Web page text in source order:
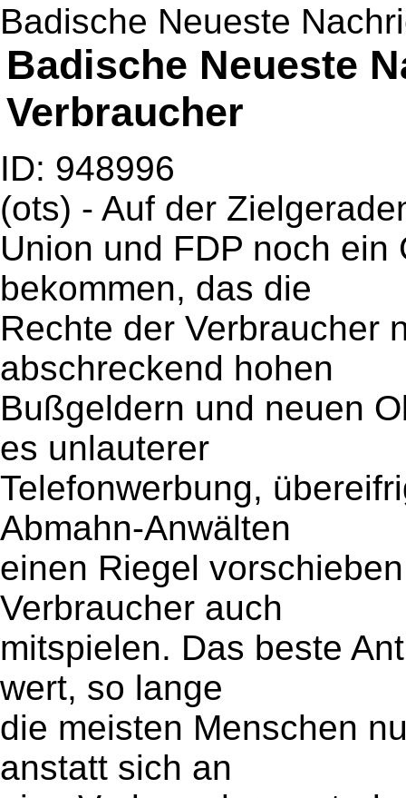
Badische Neueste
Badische Neueste
Verbraucher
ID: 948996
(ots) - Auf der
Union und FDP noch
bekommen, das die
Rechte der Verbraucher
abschreckend hohen
Bußgeldern und neuen
es unlauterer
Telefonwerbung,
Abmahn-Anwälten
einen Riegel
Verbraucher auch
mitspielen. Das beste
wert, so lange
die meisten Menschen
anstatt sich an